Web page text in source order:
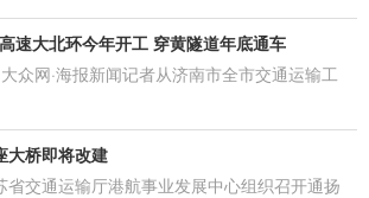
速大北环今年开工 穿黄隧道年底通车
众网·海报新闻记者从济南市全市交通运输工
大桥即将改建
省交通运输厅港航事业发展中心组织召开通扬